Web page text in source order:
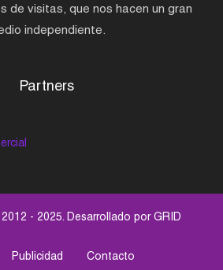
de visitas, que nos hacen un gran
independiente.
Partners
- 2025. Desarrollado porGRID
Publicidad Contacto